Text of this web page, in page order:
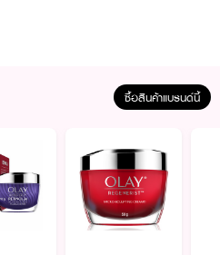
ซื้อสินค้าแบรนด์นี้